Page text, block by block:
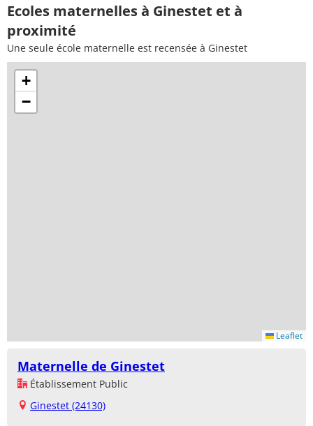
Ecoles maternelles à Ginestet et à
proximité
Une seule école maternelle est recensée à Ginestet
+
−
Leaflet
Maternelle de Ginestet
Établissement Public
Ginestet (24130)